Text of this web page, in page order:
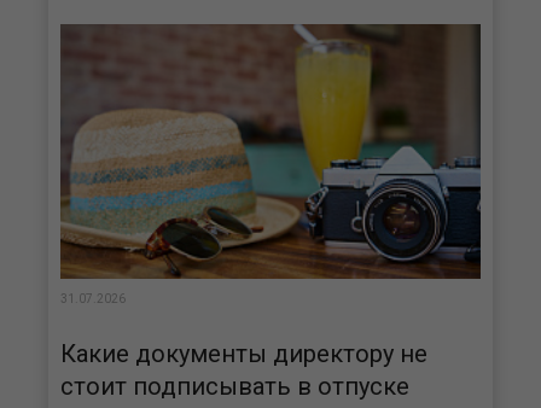
31.07.2026
Какие документы директору не
стоит подписывать в отпуске